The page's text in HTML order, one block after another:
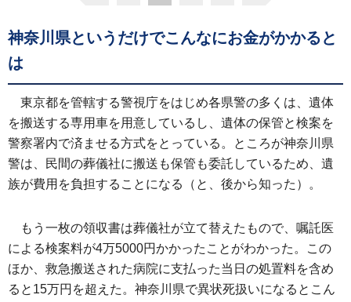
神奈川県というだけでこんなにお金がかかると
は
東京都を管轄する警視庁をはじめ各県警の多くは、遺体
を搬送する専用車を用意しているし、遺体の保管と検案を
警察署内で済ませる方式をとっている。ところが神奈川県
警は、民間の葬儀社に搬送も保管も委託しているため、遺
族が費用を負担することになる（と、後から知った）。
もう一枚の領収書は葬儀社が立て替えたもので、嘱託医
による検案料が4万5000円かかったことがわかった。この
ほか、救急搬送された病院に支払った当日の処置料を含め
ると15万円を超えた。神奈川県で異状死扱いになるとこん